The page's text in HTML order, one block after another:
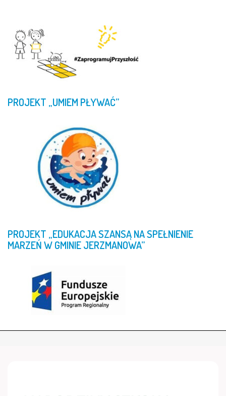
PROJEKT „UMIEMPŁYWAĆ”
PROJEKT „EDUKACJASZANSĄNASPEŁNIENIE
MARZEŃWGMINIEJERZMANOWA”